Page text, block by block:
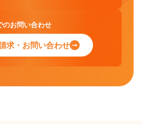
のお問い合わせ
求・お問い合わせ